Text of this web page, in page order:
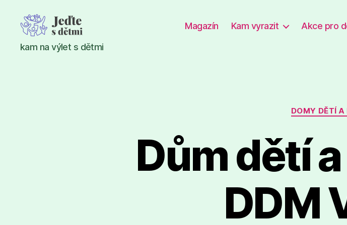
Jeďte
s
kam na výlet s dětmi
Magazín Kam vyrazit Akce pro
DOMY DĚTÍ
Dům dětí
DDM